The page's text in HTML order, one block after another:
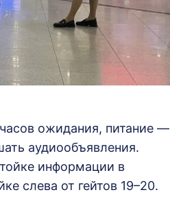
ожидания, питание —
аудиообъявления.
информации в
слева от гейтов 19–20.